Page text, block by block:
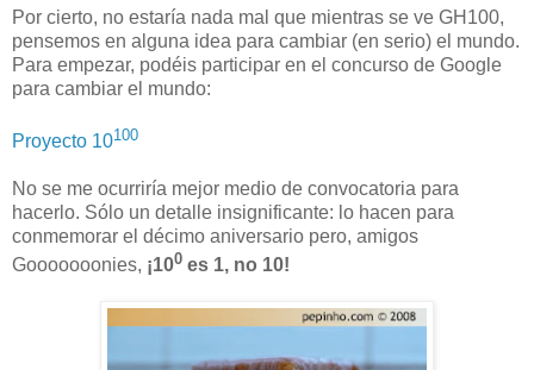
Por cierto, no estaría nada mal que mientras se ve GH100,
pensemos en alguna idea para cambiar (en serio) el mundo.
Para empezar, podéis participar en el concurso de Google
para cambiar el mundo:
Proyecto 10100
No se me ocurriría mejor medio de convocatoria para
hacerlo. Sólo un detalle insignificante: lo hacen para
conmemorar el décimo aniversario pero, amigos
Gooooooonies, ¡100 es 1, no 10!